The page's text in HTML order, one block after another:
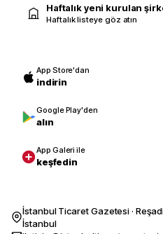
Haftalık yeni kurulan
Haftalık listeye göz atın
App Store'dan
indirin
Google Play'den
alın
App Galeri ile
keşfedin
İstanbul Ticaret Gazetesi ·
İstanbul